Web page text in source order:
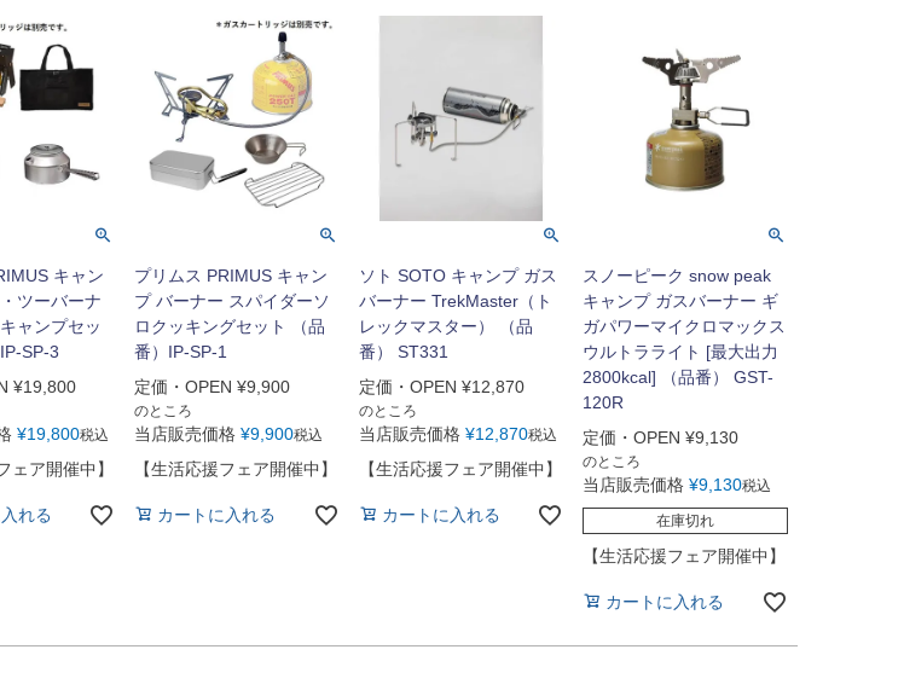
キャン
ツーバーナ
ャンプセッ
SP-3
¥19,800
¥19,800税込
ェア開催中】
れる
プリムス PRIMUS キャン
プ バーナー スパイダーソ
ロクッキングセット （品
番）IP-SP-1
定価・OPEN ¥9,900
のところ
当店販売価格 ¥9,900税込
【生活応援フェア開催中】
カートに入れる
ソト SOTO キャンプ ガス
バーナー TrekMaster（ト
レックマスター） （品
番） ST331
定価・OPEN ¥12,870
のところ
当店販売価格 ¥12,870税込
【生活応援フェア開催中】
カートに入れる
スノーピーク snow peak
キャンプ ガスバーナー ギ
ガパワーマイクロマックス
ウルトラライト [最大出力
2800kcal] （品番） GST-
120R
定価・OPEN ¥9,130
のところ
当店販売価格 ¥9,130税込
在庫切れ
【生活応援フェア開催中】
カートに入れる